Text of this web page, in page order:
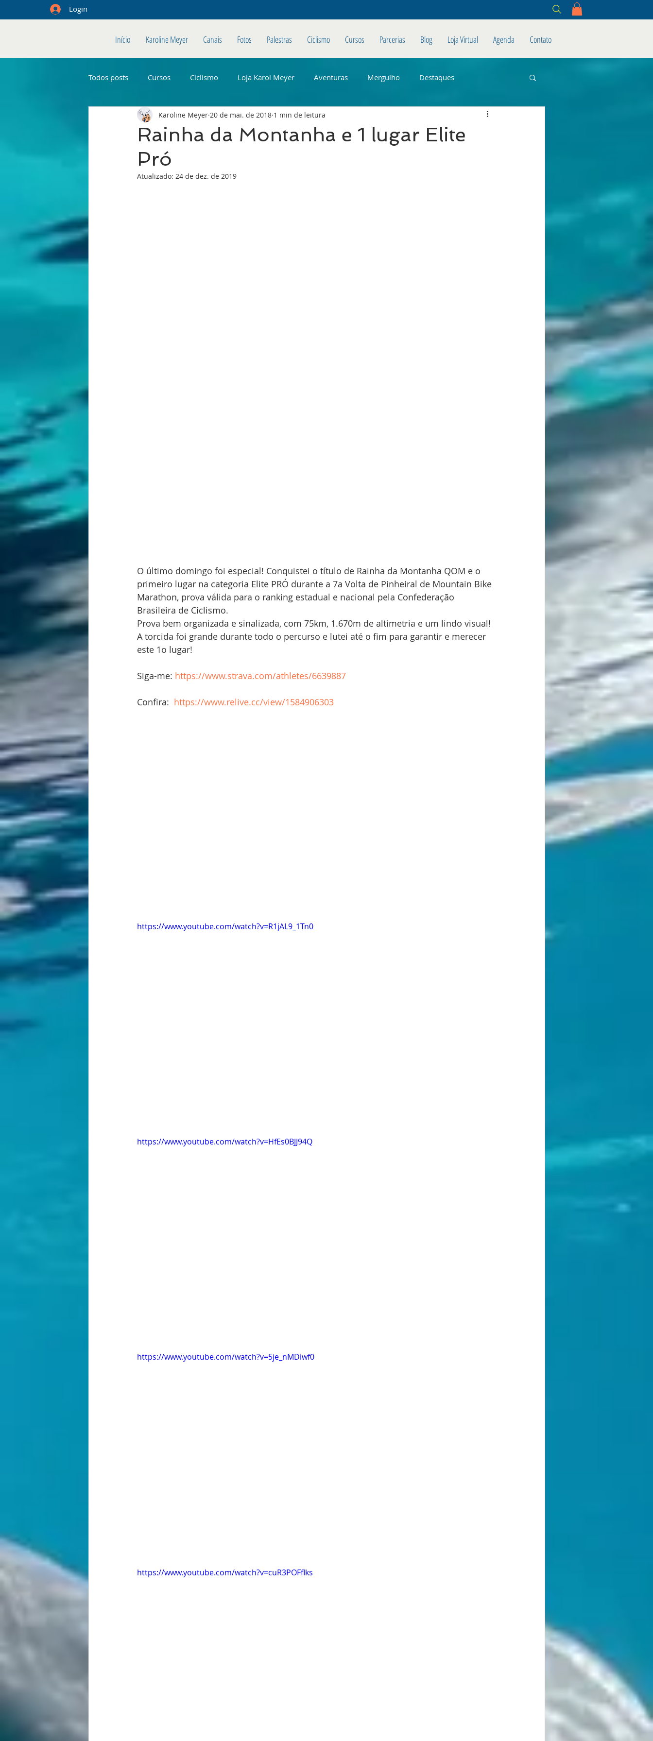
Login
Início Karoline Meyer Canais Fotos Palestras Ciclismo Cursos Parcerias Blog Loja Virtual Agenda Contato
Todos posts Cursos Ciclismo Loja Karol Meyer Aventuras Mergulho Destaques
Rainha da Montanha e 1 lugar Elite
Pró
Karoline Meyer 20 de mai. de 2018 1 min de leitura
Atualizado: 24 de dez. de 2019
O último domingo foi especial! Conquistei o título de Rainha da Montanha QOM e o
primeiro lugar na categoria Elite PRÓ durante a 7a Volta de Pinheiral de Mountain Bike
Marathon, prova válida para o ranking estadual e nacional pela Confederação
Brasileira de Ciclismo.
Prova bem organizada e sinalizada, com 75km, 1.670m de altimetria e um lindo visual!
A torcida foi grande durante todo o percurso e lutei até o fim para garantir e merecer
este 1o lugar!
Siga-me: https://www.strava.com/athletes/6639887
Confira: https://www.relive.cc/view/1584906303
https://www.youtube.com/watch?v=R1jAL9_1Tn0
https://www.youtube.com/watch?v=HfEs0BJJ94Q
https://www.youtube.com/watch?v=5je_nMDiwf0
https://www.youtube.com/watch?v=cuR3POFfIks